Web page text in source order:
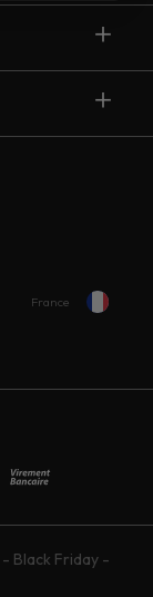
France
- Black Friday -